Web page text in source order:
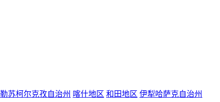
苏柯尔克孜自治州 喀什地区 和田地区 伊犁哈萨克自治州